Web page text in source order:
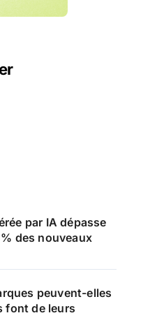
par IA dépasse
des nouveaux
peuvent-elles
font de leurs